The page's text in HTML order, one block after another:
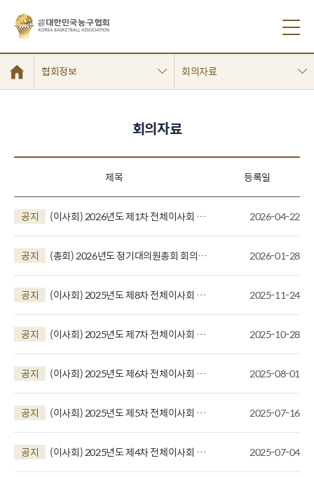
협회정보 회의자료
회의자료
제목 등록일
공지
(이사회) 2026년도 제1차 전체이사회 회
2026-04-22
공지
(총회) 2026년도 정기대의원총회 회의결
2026-01-28
공지
(이사회) 2025년도 제8차 전체이사회 회
2025-11-24
공지
(이사회) 2025년도 제7차 전체이사회 회
2025-10-28
공지
(이사회) 2025년도 제6차 전체이사회 회
2025-08-01
공지
(이사회) 2025년도 제5차 전체이사회 회
2025-07-16
공지
(이사회) 2025년도 제4차 전체이사회 회
2025-07-04